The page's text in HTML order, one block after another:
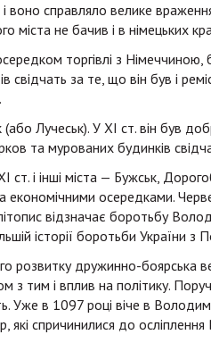
і воно справляло велике
міста не бачив і в німецьких
торгівлі з
свідчать за те, що він був і
Лучеськ). У XI ст. він був
та мурованих будинків
ст. і інші міста — Бужськ,
економічними осередками.
відзначає боротьбу
історії боротьби України з
розвитку дружинно-боярська
з тим і вплив на політику.
Уже в 1097 році віче в
які спричинилися до осліплення